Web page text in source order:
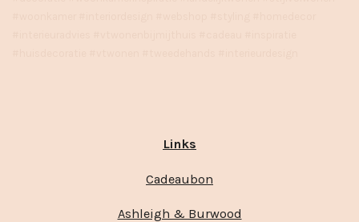
Links
Cadeaubon
Ashleigh & Burwood